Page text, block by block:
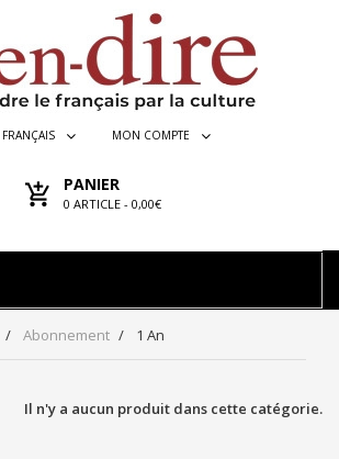
FRANÇAIS MON COMPTE
PANIER
0 ARTICLE - 0,00€
Abonnement 1 An
Il n'y a aucun produit dans cette catégorie.